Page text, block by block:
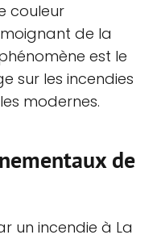
couleur
de la
est le
sur les incendies
modernes.
de
un incendie à La